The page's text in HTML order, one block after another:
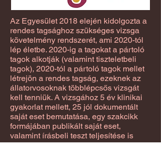
Az Egyesület 2018 elején kidolgozta a
rendes tagsághoz szükséges vizsga
követelmény rendszerét, ami 2020-tól
lép életbe. 2020-ig a tagokat a pártoló
tagok alkotják (valamint tiszteletbeli
tagok), 2020-tól a pártoló tagok mellet
létrejön a rendes tagság, ezeknek az
állatorvosoknak többlépcsős vizsgát
kell tenniük. A vizsgához 5 év klinikai
gyakorlat mellett, 25 jól dokumentált
saját eset bemutatása, egy szakcikk
formájában publikált saját eset,
valamint írásbeli teszt teljesítése is
szükséges lesz. Tehát a Magyar